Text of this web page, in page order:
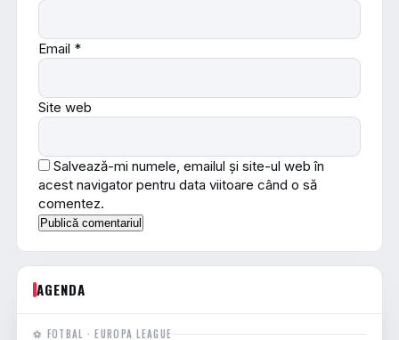
Email *
Site web
Salvează-mi numele, emailul și site-ul web în
acest navigator pentru data viitoare când o să
comentez.
AGENDA
⚽ FOTBAL · EUROPA LEAGUE